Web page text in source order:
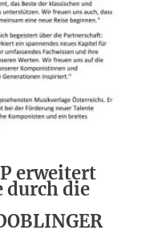
erweitert
durch die